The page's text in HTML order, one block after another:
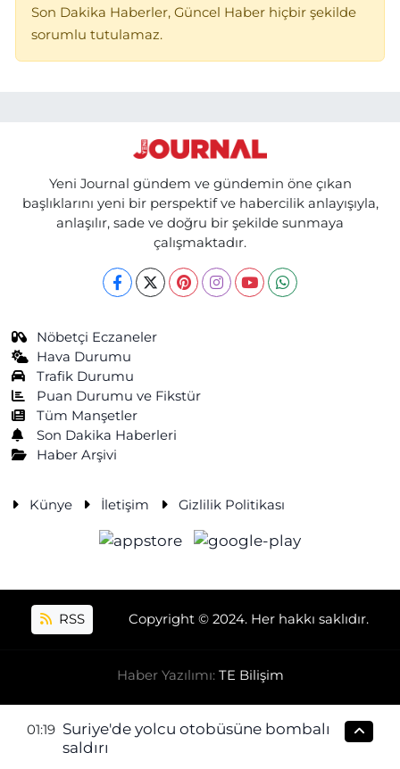
Son Dakika Haberler, Güncel Haber hiçbir şekilde
sorumlu tutulamaz.
Yeni Journal gündem ve gündemin öne çıkan
başlıklarını yeni bir perspektif ve habercilik anlayışıyla,
anlaşılır, sade ve doğru bir şekilde sunmaya
çalışmaktadır.
Nöbetçi Eczaneler
Hava Durumu
Trafik Durumu
Puan Durumu ve Fikstür
Tüm Manşetler
Son Dakika Haberleri
Haber Arşivi
Künye İletişim Gizlilik Politikası
RSS Copyright © 2024. Her hakkı saklıdır.
Haber Yazılımı: TE Bilişim
01:19 Suriye'de yolcu otobüsüne bombalı
saldırı